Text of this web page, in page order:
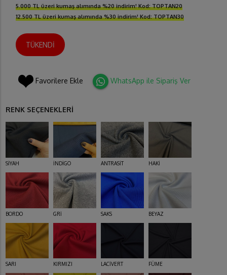
5.000 TL üzeri kumaş alımında %20 indirim! Kod: TOPTAN20
12.500 TL üzeri kumaş alımında %30 indirim! Kod: TOPTAN30
TÜKENDİ
Favorilere Ekle WhatsApp ile Sipariş Ver
RENK SEÇENEKLERİ
SİYAH İNDİGO ANTRASİT HAKİ
BORDO GRİ SAKS BEYAZ
SARI KIRMIZI LACİVERT FÜME